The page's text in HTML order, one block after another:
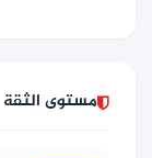
مستوى الثقة